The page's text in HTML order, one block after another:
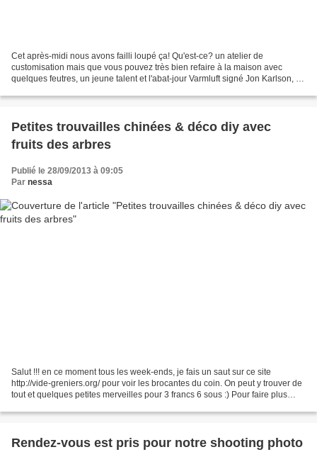
Cet après-midi nous avons failli loupé ça! Qu'est-ce? un atelier de
customisation mais que vous pouvez très bien refaire à la maison avec
quelques feutres, un jeune talent et l'abat-jour Varmluft signé Jon Karlson, un
Petites trouvailles chinées & déco diy avec
fruits des arbres
Publié le 28/09/2013 à 09:05
Par nessa
Salut !!! en ce moment tous les week-ends, je fais un saut sur ce site
http://vide-greniers.org/ pour voir les brocantes du coin. On peut y trouver de
tout et quelques petites merveilles pour 3 francs 6 sous :) Pour faire plus
Rendez-vous est pris pour notre shooting photo